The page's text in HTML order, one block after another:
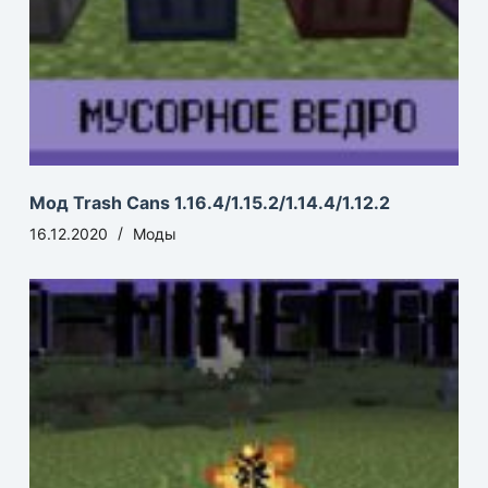
Мод Trash Cans 1.16.4/1.15.2/1.14.4/1.12.2
16.12.2020 Моды